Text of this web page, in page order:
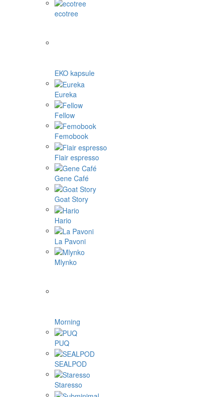
ecotree
EKO kapsule
Eureka
Fellow
Femobook
Flair espresso
Gene Café
Goat Story
Hario
La Pavoni
Mlynko
Morning
PUQ
SEALPOD
Staresso